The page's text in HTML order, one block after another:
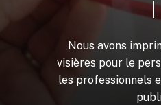
Nous avons
visières pour le
les professionnels